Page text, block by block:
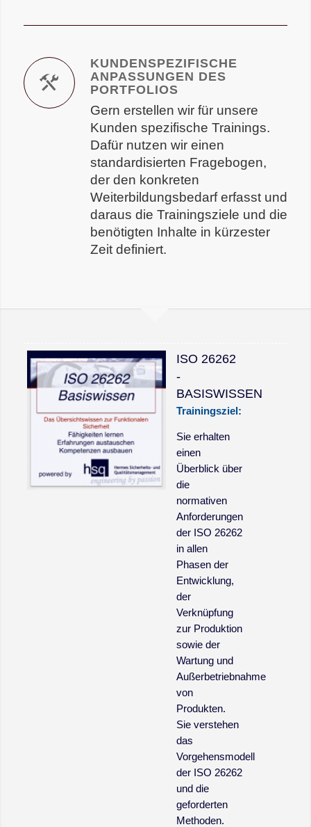
KUNDENSPEZIFISCHE
ANPASSUNGEN DES
PORTFOLIOS
Gern erstellen wir für unsere
Kunden spezifische Trainings.
Dafür nutzen wir einen
standardisierten Fragebogen,
der den konkreten
Weiterbildungsbedarf erfasst und
daraus die Trainingsziele und die
benötigten Inhalte in kürzester
Zeit definiert.
ISO 26262
-
BASISWISSEN
Trainingsziel:
Sie erhalten
einen
Überblick über
die
normativen
Anforderungen
der ISO 26262
in allen
Phasen der
Entwicklung,
der
Verknüpfung
zur Produktion
sowie der
Wartung und
Außerbetriebnahme
von
Produkten.
Sie verstehen
das
Vorgehensmodell
der ISO 26262
und die
geforderten
Methoden.